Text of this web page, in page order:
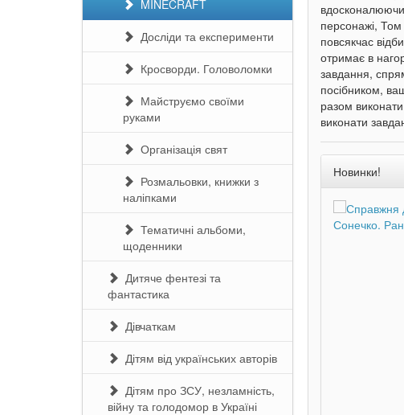
MINECRAFT
Досліди та експерименти
Кросворди. Головоломки
Майструємо своїми
руками
Організація свят
Розмальовки, книжки з
наліпками
Тематичні альбоми,
щоденники
Дитяче фентезі та
фантастика
Дівчаткам
Дітям від українських авторів
Дітям про ЗСУ, незламність,
війну та голодомор в Україні
вдосконалюючи
персонажі, Том
повсякчас
отримає в
завдання,
посібником,
разом
виконати
Новинки!